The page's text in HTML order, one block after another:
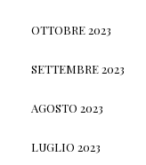
OTTOBRE 2023
SETTEMBRE 2023
AGOSTO 2023
LUGLIO 2023